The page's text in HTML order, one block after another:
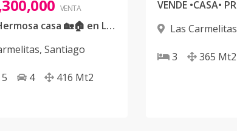
VENTA
VENDE• Hermosa casa 🏡🏠 en Las Carmelitas en exclusivo residencial.
, Santiago
5 4 416 Mt2
Las Carmelitas
3 365 Mt2